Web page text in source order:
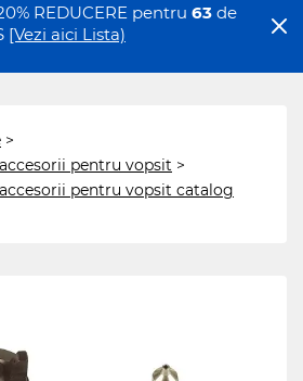
REDUCERE pentru 63 de
[Vezi aici Lista)
>
pentru vopsit >
pentru vopsit catalog